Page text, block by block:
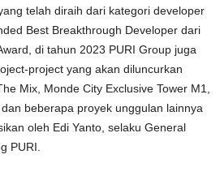
telah diraih dari kategori developer
Best Breakthrough Developer dari
di tahun 2023 PURI Group juga
project yang akan diluncurkan
Mix, Monde City Exclusive Tower M1,
beberapa proyek unggulan lainnya
oleh Edi Yanto, selaku General
PURI.